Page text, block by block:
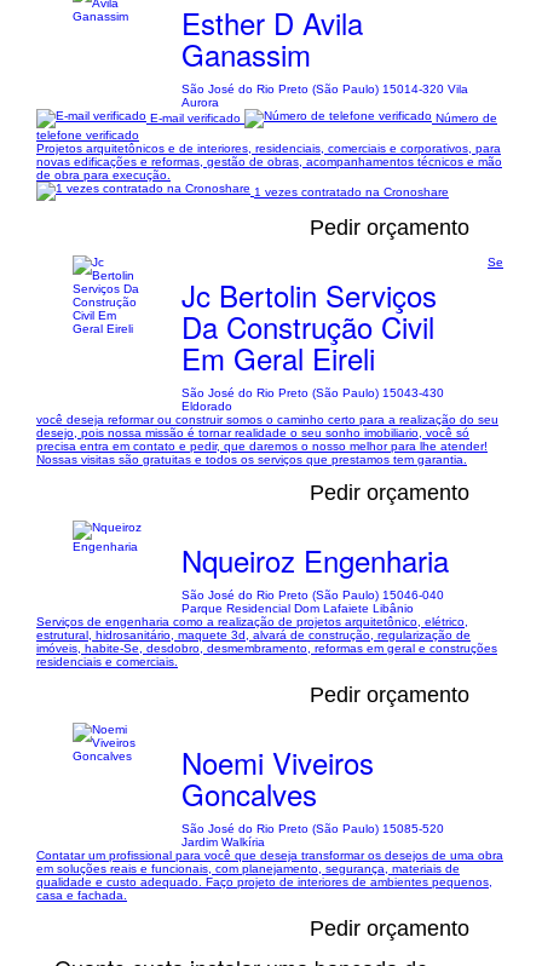
Esther D Avila
Ganassim
São José do Rio Preto (São Paulo) 15014-320 Vila
Aurora
E-mail verificado
Número de
telefone verificado
Projetos arquitetônicos e de interiores, residenciais, comerciais e corporativos, para
novas edificações e reformas, gestão de obras, acompanhamentos técnicos e mão
de obra para execução.
1 vezes contratado na Cronoshare
Pedir orçamento
Jc Bertolin Serviços
Da Construção Civil
Em Geral Eireli
São José do Rio Preto (São Paulo) 15043-430
Eldorado
Se
você deseja reformar ou construir somos o caminho certo para a realização do seu
desejo, pois nossa missão é tornar realidade o seu sonho imobiliario, você só
precisa entra em contato e pedir, que daremos o nosso melhor para lhe atender!
Nossas visitas são gratuitas e todos os serviços que prestamos tem garantia.
Pedir orçamento
Nqueiroz Engenharia
São José do Rio Preto (São Paulo) 15046-040
Parque Residencial Dom Lafaiete Libânio
Serviços de engenharia como a realização de projetos arquitetônico, elétrico,
estrutural, hidrosanitário, maquete 3d, alvará de construção, regularização de
imóveis, habite-Se, desdobro, desmembramento, reformas em geral e construções
residenciais e comerciais.
Pedir orçamento
Noemi Viveiros
Goncalves
São José do Rio Preto (São Paulo) 15085-520
Jardim Walkíria
Contatar um profissional para você que deseja transformar os desejos de uma obra
em soluções reais e funcionais, com planejamento, segurança, materiais de
qualidade e custo adequado. Faço projeto de interiores de ambientes pequenos,
casa e fachada.
Pedir orçamento